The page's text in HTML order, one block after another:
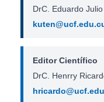
DrC. Eduardo
Editor Científico
DrC. Henrry